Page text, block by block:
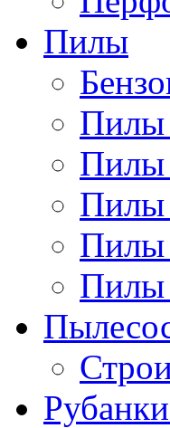
Пилы
Пилы
Пилы
Пилы
Пилы
Пилы